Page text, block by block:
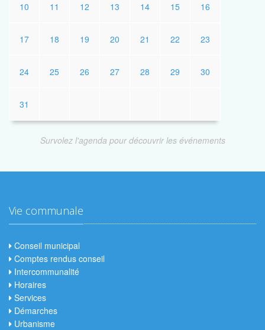
10 11 12 13 14 15 16
17 18 19 20 21 22 23
24 25 26 27 28 29 30
31
Survolez l'agenda pour découvrir les événements
Vie communale
Conseil municipal
Comptes rendus conseil
Intercommunalité
Horaires
Services
Démarches
Urbanisme